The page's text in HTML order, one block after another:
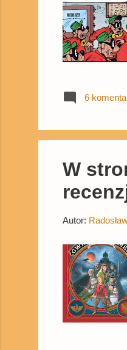
6
W
Autor: